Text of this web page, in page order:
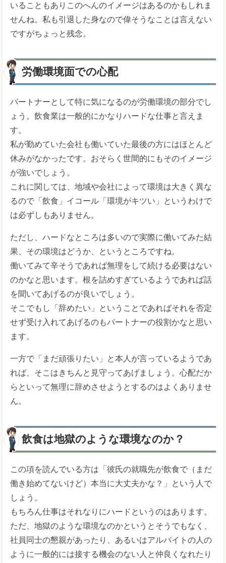
いることもありこのへんのイメージはあるのかもしれま
せんね。私も引退した身なので偉そうなことは言えない
ですがちょっと残念。
労働環境面での心配
パートナーとして特に気になるのが労働環境の部分でし
ょう。飲食業は一般的にかなりハードな仕事と言えま
す。
私が勤めていた会社も働いていた最後の方にはほとんど
休みがなかったです。おそらく世間的にもそのイメージ
が強いでしょう。
これに関しては、地域や会社によって環境は大きく異な
るので「飲食」イコール「環境がキツい」というわけで
は必ずしもありません。
ただし、ハードなところは多いので実際に働いてみた結
果、その環境はどうか、というところですね。
働いてみて辛そうであれば無理をして続ける必要はない
のかなと思います。根を詰めすぎているようであれば話
を聞いてあげるのが良いでしょう。
そこでもし「辞めたい」ということであればそれを否定
せず受け入れてあげるのもパートナーの役割かなと思い
ます。
一方で「まだ頑張りたい」と本人が言っているようであ
れば、そこはきちんと見守ってあげましょう。心配だか
らといって無理に辞めさせようとするのはよくありませ
ん。
飲食は地獄のような環境なのか？
この項を読んでいる方は「彼氏の就職先が飲食で（まだ
働き始めてないけど）本当に大丈夫かな？」という人で
しょう。
もちろん仕事はそれなりにハードというのはあります。
ただ、地獄のような環境なのかというとそうでもなく、
社員同士の懇親があったり、あるいはアルバイトの人の
ように一般的には接する機会のない人と仲良くなれたり